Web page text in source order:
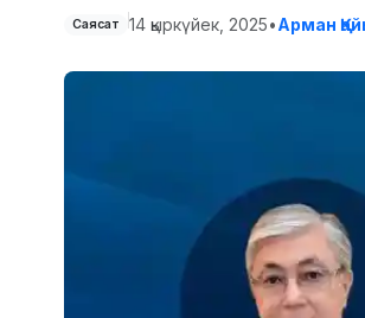
Саясат 14 қыркүйек, 2025•Арман